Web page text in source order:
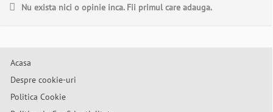
Nu exista nici o opinie inca. Fii primul care adauga.
Acasa
Despre cookie-uri
Politica Cookie